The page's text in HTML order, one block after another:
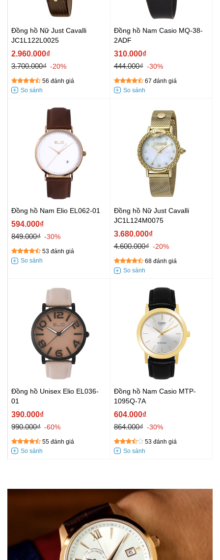
Đồng hồ Nữ Just Cavalli
JC1L122L0025
2.960.000₫
3.700.000₫ -20%
56 đánh giá
Đồng hồ Nam Casio MQ-38-
2ADF
310.000₫
444.000₫ -30%
67 đánh giá
Đồng hồ Nam Elio EL062-01
594.000₫
849.000₫ -30%
53 đánh giá
Đồng hồ Nữ Just Cavalli
JC1L124M0075
3.680.000₫
4.600.000₫ -20%
68 đánh giá
Đồng hồ Unisex Elio EL036-
01
390.000₫
990.000₫ -60%
55 đánh giá
Đồng hồ Nam Casio MTP-
1095Q-7A
604.000₫
864.000₫ -30%
53 đánh giá